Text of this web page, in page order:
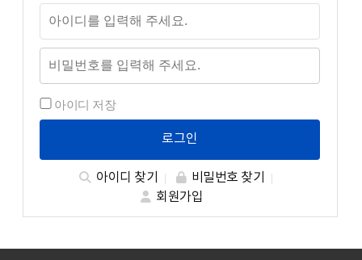
아이디 저장
로그인
아이디 찾기
비밀번호 찾기
회원가입